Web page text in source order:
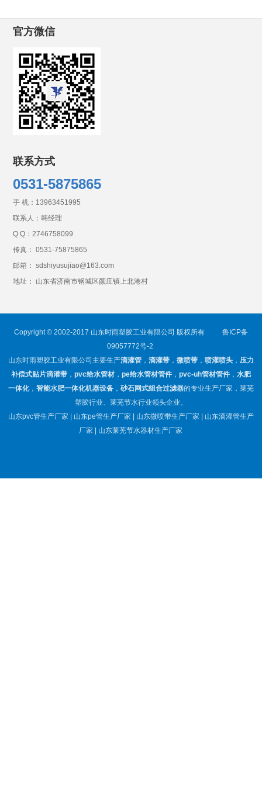
官方微信
联系方式
0531-5875865
手 机： 13963451995
联系人：韩经理
Q Q： 2746758099
传真： 0531-75875865
邮箱： sdshiyusujiao@163.com
地址： 山东省济南市钢城区颜庄镇上北港村
Copyright © 2002-2017 山东时雨塑胶工业有限公司 版权所有
鲁ICP备
09057772号-2
山东时雨塑胶工业有限公司主要生产滴灌管， 滴灌带， 微喷带， 喷灌喷头， 压力
补偿式贴片滴灌带， pvc给水管材， pe给水管材管件， pvc-uh管材管件， 水肥
一体化， 智能水肥一体化机器设备， 砂石网式组合过滤器的专业生产厂家，莱芜
塑胶行业、莱芜节水行业领头企业。
山东pvc管生产厂家 | 山东pe管生产厂家 | 山东微喷带生产厂家 | 山东滴灌管生产
厂家 | 山东莱芜节水器材生产厂家